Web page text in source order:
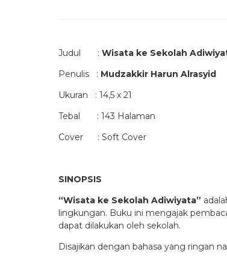
Judul : Wisata ke Sekolah
Penulis : Mudzakkir Harun Alrasyid
Ukuran : 14,5 x 21
Tebal : 143 Halaman
Cover : Soft Cover
SINOPSIS
“Wisata ke Sekolah Adiwiyata”
lingkungan. Buku ini mengajak
dapat dilakukan oleh sekolah.
Disajikan dengan bahasa yang ringan